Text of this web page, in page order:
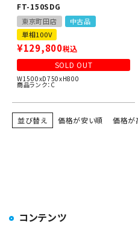
FT-150SDG
東京町田店
中古品
単相100V
¥129,800税込
SOLD OUT
W1500xD750xH800
商品ランク：C
並び替え 価格が安い順 価格が
コンテンツ